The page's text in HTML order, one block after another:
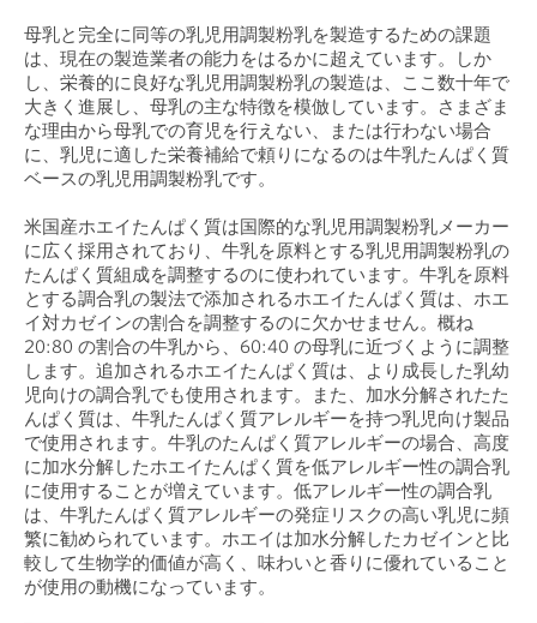
母乳と完全に同等の乳児用調製粉乳を製造するための課題
は、現在の製造業者の能力をはるかに超えています。しか
し、栄養的に良好な乳児用調製粉乳の製造は、ここ数十年で
大きく進展し、母乳の主な特徴を模倣しています。さまざま
な理由から母乳での育児を行えない、または行わない場合
に、乳児に適した栄養補給で頼りになるのは牛乳たんぱく質
ベースの乳児用調製粉乳です。
米国産ホエイたんぱく質は国際的な乳児用調製粉乳メーカー
に広く採用されており、牛乳を原料とする乳児用調製粉乳の
たんぱく質組成を調整するのに使われています。牛乳を原料
とする調合乳の製法で添加されるホエイたんぱく質は、ホエ
イ対カゼインの割合を調整するのに欠かせません。概ね
20:80 の割合の牛乳から、60:40 の母乳に近づくように調整
します。追加されるホエイたんぱく質は、より成長した乳幼
児向けの調合乳でも使用されます。また、加水分解されたた
んぱく質は、牛乳たんぱく質アレルギーを持つ乳児向け製品
で使用されます。牛乳のたんぱく質アレルギーの場合、高度
に加水分解したホエイたんぱく質を低アレルギー性の調合乳
に使用することが増えています。低アレルギー性の調合乳
は、牛乳たんぱく質アレルギーの発症リスクの高い乳児に頻
繁に勧められています。ホエイは加水分解したカゼインと比
較して生物学的価値が高く、味わいと香りに優れていること
が使用の動機になっています。